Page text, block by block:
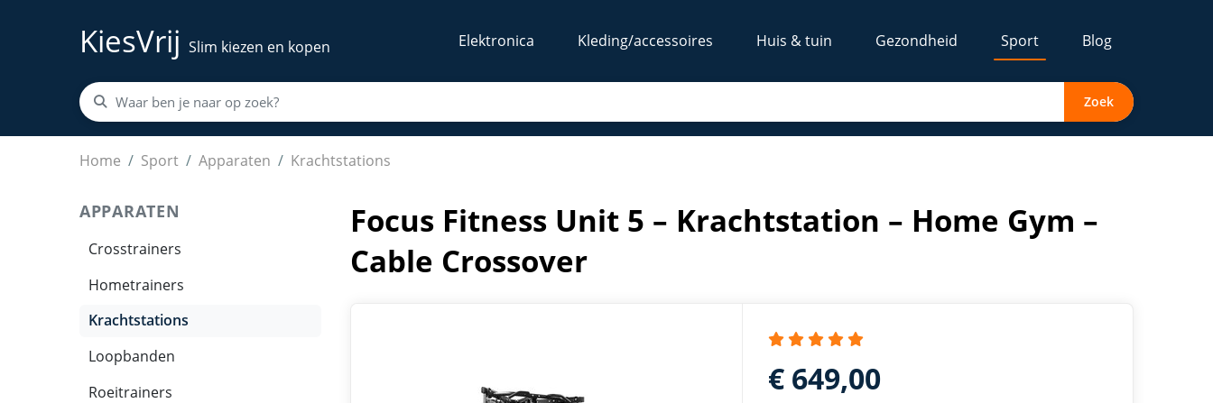
KiesVrij Slim kiezen en kopen Elektronica Kleding/accessoires Huis & tuin Gezondheid Sport Blog
Zoek
Home Sport Apparaten Krachtstations
Focus Fitness Unit 5 – Krachtstation – Home Gym – Cable Crossover
APPARATEN
Crosstrainers
Hometrainers
Krachtstations
Loopbanden
Roeitrainers
Focus Fitness Unit 5 – Krachtstation – Home Gym –
Cable Crossover
€ 649,00